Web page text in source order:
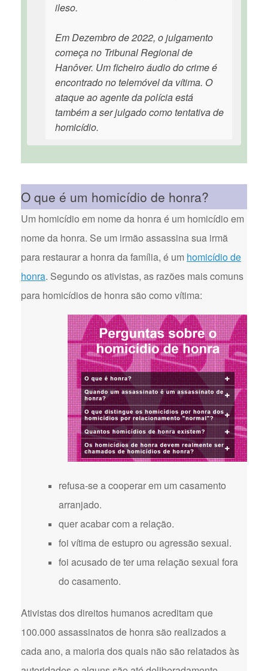
ileso.
Em Dezembro de 2022, o julgamento
começa no Tribunal Regional de
Hanôver. Um ficheiro áudio do crime é
encontrado no telemóvel da vítima. O
ataque ao agente da polícia está
também a ser julgado como tentativa de
homicídio.
O que é um homicídio de honra?
Um homicídio em nome da honra é um homicídio em
nome da honra. Se um irmão assassina sua irmã
para restaurar a honra da família, é um homicídio de
honra. Segundo os ativistas, as razões mais comuns
para homicídios de honra são como vítima:
refusa-se a cooperar em um casamento
arranjado.
quer acabar com a relação.
foi vítima de estupro ou agressão sexual.
foi acusado de ter uma relação sexual fora
do casamento.
Ativistas dos direitos humanos acreditam que
100.000 assassinatos de honra são realizados a
cada ano, a maioria dos quais não são relatados às